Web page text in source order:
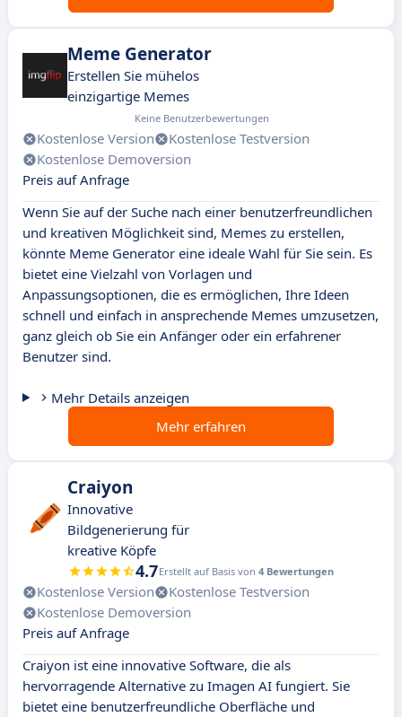
Meme Generator
Erstellen Sie mühelos
einzigartige Memes
Keine Benutzerbewertungen
Kostenlose Version
Kostenlose Testversion
Kostenlose Demoversion
Preis auf Anfrage
Wenn Sie auf der Suche nach einer benutzerfreundlichen
und kreativen Möglichkeit sind, Memes zu erstellen,
könnte Meme Generator eine ideale Wahl für Sie sein. Es
bietet eine Vielzahl von Vorlagen und
Anpassungsoptionen, die es ermöglichen, Ihre Ideen
schnell und einfach in ansprechende Memes umzusetzen,
ganz gleich ob Sie ein Anfänger oder ein erfahrener
Benutzer sind.
Mehr Details anzeigen
Mehr erfahren
Craiyon
Innovative
Bildgenerierung für
kreative Köpfe
4.7Erstellt auf Basis von 4 Bewertungen
Kostenlose Version
Kostenlose Testversion
Kostenlose Demoversion
Preis auf Anfrage
Craiyon ist eine innovative Software, die als
hervorragende Alternative zu Imagen AI fungiert. Sie
bietet eine benutzerfreundliche Oberfläche und